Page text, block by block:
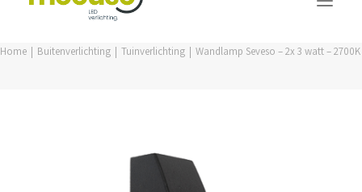
Home Buitenverlichting Tuinverlichting Wandlamp Seveso – 2x 3 watt – 2700K